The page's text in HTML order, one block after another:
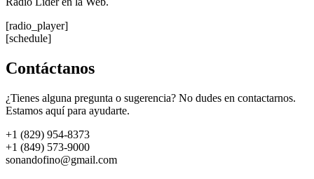
[radio_player]
[schedule]
Contáctanos
¿Tienes alguna pregunta o sugerencia? No dudes en contactarnos.
Estamos aquí para ayudarte.
+1 (829) 954-8373
+1 (849) 573-9000
sonandofino@gmail.com